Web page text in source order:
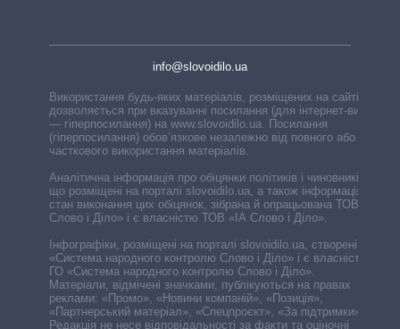
info@slovoidilo.ua
Використання будь-яких матеріалів, розміщених на сайті,
дозволяється при вказуванні посилання (для інтернет-видань
— гіперпосилання) на www.slovoidilo.ua. Посилання
(гіперпосилання) обов’язкове незалежно від повного або
часткового використання матеріалів.
Аналітична інформація про обіцянки політиків і чиновників,
що розміщені на порталі slovoidilo.ua, а також інформація про
стан виконання цих обіцянок, зібрана й опрацьована ТОВ «ІА
Слово і Діло» і є власністю ТОВ «ІА Слово і Діло».
Інфографіки, розміщені на порталі slovoidilo.ua, створені ГО
«Система народного контролю Слово і Діло» і є власністю
ГО «Система народного контролю Слово і Діло».
Матеріали, відмічені значками, публікуються на правах
реклами: «Промо», «Новини компаній», «Позиція»,
«Партнерський матеріал», «Спецпроєкт», «За підтримки».
Редакція не несе відповідальності за факти та оціночні